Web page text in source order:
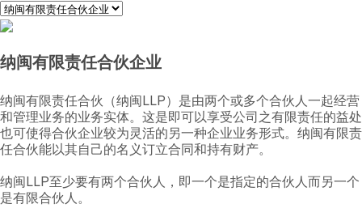
纳闽有限责任合伙企业
纳闽有限责任合伙（纳闽LLP）是由两个或多个合伙人一起经营
和管理业务的业务实体。这是即可以享受公司之有限责任的益处
也可使得合伙企业较为灵活的另一种企业业务形式。纳闽有限责
任合伙能以其自己的名义订立合同和持有财产。
纳闽LLP至少要有两个合伙人，即一个是指定的合伙人而另一个
是有限合伙人。